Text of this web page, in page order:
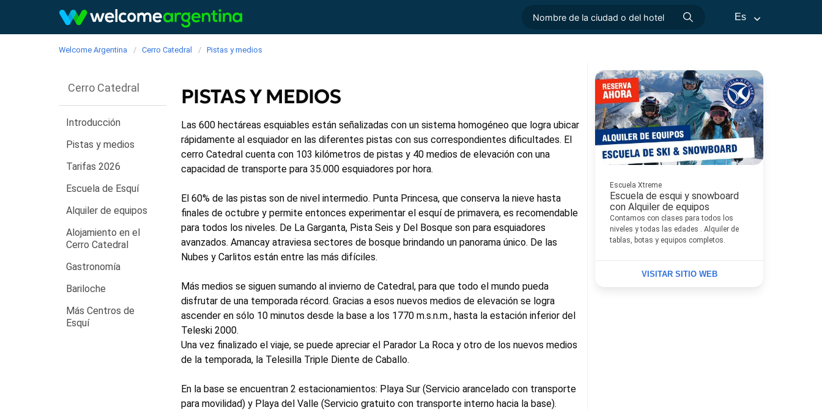
Es
Welcome Argentina Cerro Catedral Pistas y medios
Cerro Catedral
Introducción
Pistas y medios
Tarifas 2026
Escuela de Esquí
Alquiler de equipos
Alojamiento en el
Cerro Catedral
Gastronomía
Bariloche
Más Centros de
Esquí
PISTAS Y MEDIOS
Las 600 hectáreas esquiables están señalizadas con un sistema homogéneo que logra ubicar
rápidamente al esquiador en las diferentes pistas con sus correspondientes dificultades. El
cerro Catedral cuenta con 103 kilómetros de pistas y 40 medios de elevación con una
capacidad de transporte para 35.000 esquiadores por hora.
El 60% de las pistas son de nivel intermedio. Punta Princesa, que conserva la nieve hasta
finales de octubre y permite entonces experimentar el esquí de primavera, es recomendable
para todos los niveles. De La Garganta, Pista Seis y Del Bosque son para esquiadores
avanzados. Amancay atraviesa sectores de bosque brindando un panorama único. De las
Nubes y Carlitos están entre las más difíciles.
Más medios se siguen sumando al invierno de Catedral, para que todo el mundo pueda
disfrutar de una temporada récord. Gracias a esos nuevos medios de elevación se logra
ascender en sólo 10 minutos desde la base a los 1770 m.s.n.m., hasta la estación inferior del
Teleski 2000.
Una vez finalizado el viaje, se puede apreciar el Parador La Roca y otro de los nuevos medios
de la temporada, la Telesilla Triple Diente de Caballo.
En la base se encuentran 2 estacionamientos: Playa Sur (Servicio arancelado con transporte
para movilidad) y Playa del Valle (Servicio gratuito con transporte interno hacia la base).
Escuela Xtreme
Escuela de esqui y snowboard
con Alquiler de equipos
Contamos con clases para todos los
niveles y todas las edades . Alquiler de
tablas, botas y equipos completos.
VISITAR SITIO WEB